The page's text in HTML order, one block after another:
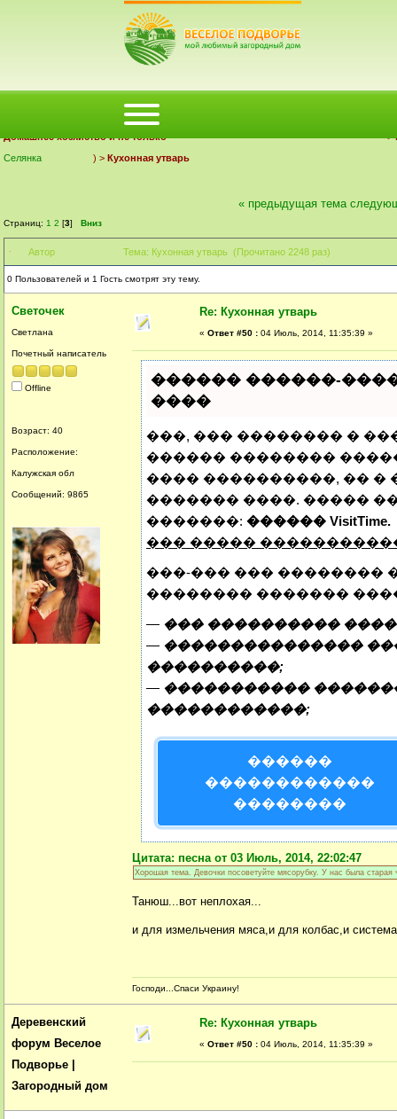
КАЛЕНДАРЬ ВОЙТИ РЕГИСТРАЦИЯ
Деревенский форум Веселое Подворье | Загородный дом
Домашнее хозяйство и не только
>
Селянка
) > Кухонная утварь
Страниц: 1 2 [3] Вниз
« предыдущая тема
Автор Тема: Кухонная утварь (Прочитано 2248 раз)
0 Пользователей и 1 Гость смотрят эту тему.
Светочек
Светлана
Почетный написатель
Offline
Возраст: 40
Расположение:
Калужская обл
Сообщений: 9865
Re: Кухонная утварь
« Ответ #50 : 04 Июль, 2014, 11:35:39 »
������ ������-
����
���, ��� �������� �
������ ��������
���� ����������, �� �
������� ����. �����
�������: ������ VisitTime.
��� �����
���-��� ��� ��������
�������� �������
— ��� ����������
— ���������������
����������;
— �����������
������������;
������
������������
��������
Цитата: песна от 03 Июль, 2014, 22:02:47
Хорошая тема. Девочки посоветуйте мясорубку. У нас была
Танюш...вот неплохая...
и для измельчения мяса,и для колбас,и
Господи...Спаси Украину!
Деревенский
форум Веселое
Подворье |
Загородный дом
Re: Кухонная утварь
« Ответ #50 : 04 Июль, 2014, 11:35:39 »